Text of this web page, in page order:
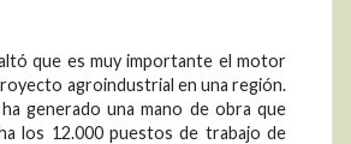
que es muy importante el motor
agroindustrial en una región.
generado una mano de obra que
los 12.000 puestos de trabajo de